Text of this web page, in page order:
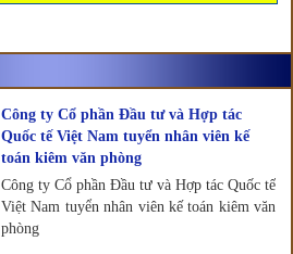
Công ty Cổ phần Đầu tư và Hợp tác
Quốc tế Việt Nam tuyển nhân viên kế
toán kiêm văn phòng
Công ty Cổ phần Đầu tư và Hợp tác Quốc tế
Việt Nam tuyển nhân viên kế toán kiêm văn
phòng